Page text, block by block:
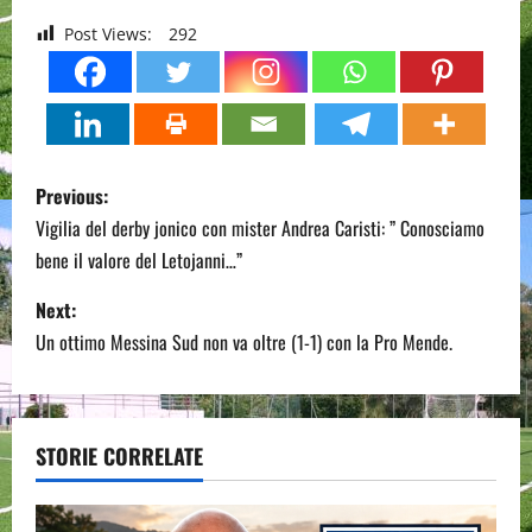
Post Views: 292
P
o
s
t
n
a
v
Previous:
Vigilia del derby jonico con mister Andrea Caristi: ” Conosciamo
bene il valore del Letojanni…”
Next:
Un ottimo Messina Sud non va oltre (1-1) con la Pro Mende.
STORIE CORRELATE